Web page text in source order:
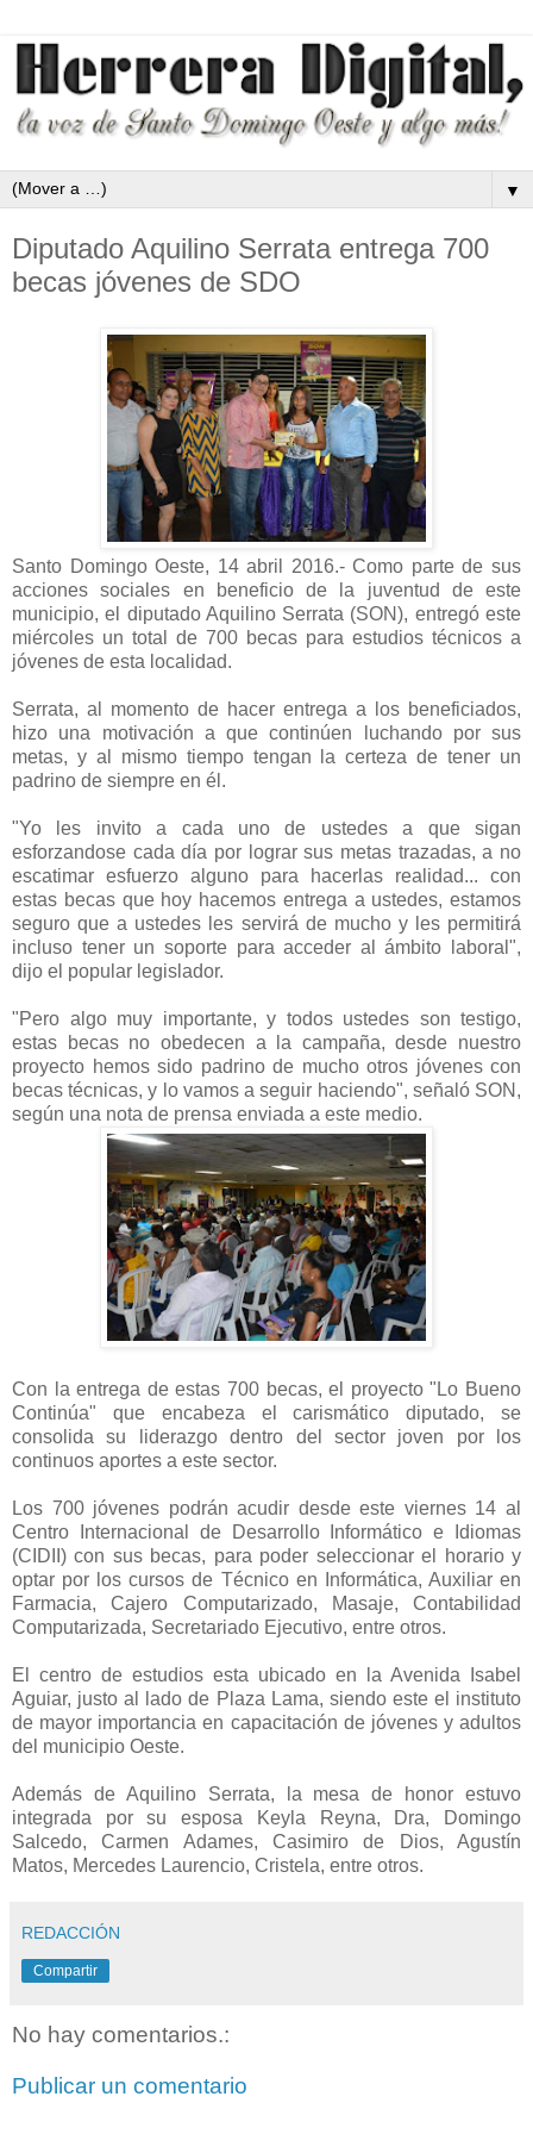
▼
Diputado Aquilino Serrata entrega 700
becas jóvenes de SDO
Santo Domingo Oeste, 14 abril 2016.- Como parte de sus
acciones sociales en beneficio de la juventud de este
municipio, el diputado Aquilino Serrata (SON), entregó este
miércoles un total de 700 becas para estudios técnicos a
jóvenes de esta localidad.
Serrata, al momento de hacer entrega a los beneficiados,
hizo una motivación a que continúen luchando por sus
metas, y al mismo tiempo tengan la certeza de tener un
padrino de siempre en él.
"Yo les invito a cada uno de ustedes a que sigan
esforzandose cada día por lograr sus metas trazadas, a no
escatimar esfuerzo alguno para hacerlas realidad... con
estas becas que hoy hacemos entrega a ustedes, estamos
seguro que a ustedes les servirá de mucho y les permitirá
incluso tener un soporte para acceder al ámbito laboral",
dijo el popular legislador.
"Pero algo muy importante, y todos ustedes son testigo,
estas becas no obedecen a la campaña, desde nuestro
proyecto hemos sido padrino de mucho otros jóvenes con
becas técnicas, y lo vamos a seguir haciendo", señaló SON,
según una nota de prensa enviada a este medio.
Con la entrega de estas 700 becas, el proyecto "Lo Bueno
Continúa" que encabeza el carismático diputado, se
consolida su liderazgo dentro del sector joven por los
continuos aportes a este sector.
Los 700 jóvenes podrán acudir desde este viernes 14 al
Centro Internacional de Desarrollo Informático e Idiomas
(CIDII) con sus becas, para poder seleccionar el horario y
optar por los cursos de Técnico en Informática, Auxiliar en
Farmacia, Cajero Computarizado, Masaje, Contabilidad
Computarizada, Secretariado Ejecutivo, entre otros.
El centro de estudios esta ubicado en la Avenida Isabel
Aguiar, justo al lado de Plaza Lama, siendo este el instituto
de mayor importancia en capacitación de jóvenes y adultos
del municipio Oeste.
Además de Aquilino Serrata, la mesa de honor estuvo
integrada por su esposa Keyla Reyna, Dra, Domingo
Salcedo, Carmen Adames, Casimiro de Dios, Agustín
Matos, Mercedes Laurencio, Cristela, entre otros.
REDACCIÓN
Compartir
No hay comentarios.:
Publicar un comentario